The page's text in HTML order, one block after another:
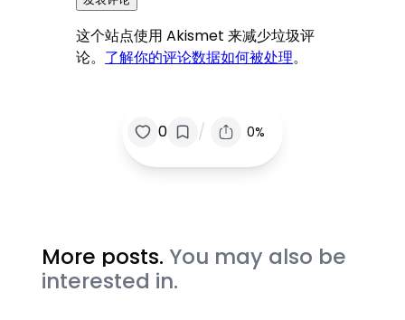
这个站点使用 Akismet 来减少垃圾评
论。 了解你的评论数据如何被处理。
0 / 0%
More posts. You may also be
interested in.